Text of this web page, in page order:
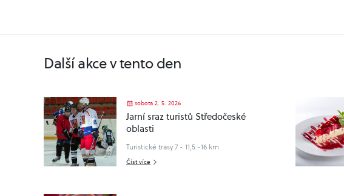
Další akce v tento den
sobota 2. 5. 2026
Jarní sraz turistů Středočeské
oblasti
Turistické trasy 7 - 11,5 -16 km
Číst více